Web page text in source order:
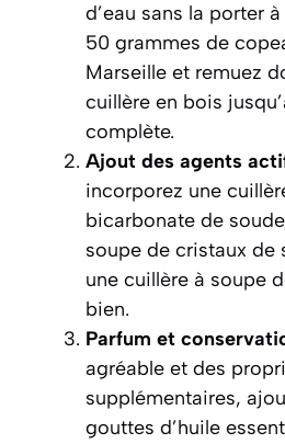
d’eau sans la porter
50 grammes de
Marseille et remuez
cuillère en bois
complète.
Ajout des agents
incorporez une
bicarbonate de
soupe de cristaux de
une cuillère à soupe
bien.
Parfum et
agréable et des
supplémentaires,
gouttes d’huile